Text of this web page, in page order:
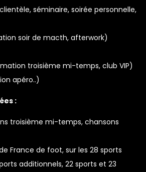
séminaire, soirée personnelle,
soir de macth, afterwork)
troisième mi-temps, club VIP)
apéro..)
:
troisième mi-temps, chansons
France de foot, sur les 28 sports
additionnels, 22 sports et 23